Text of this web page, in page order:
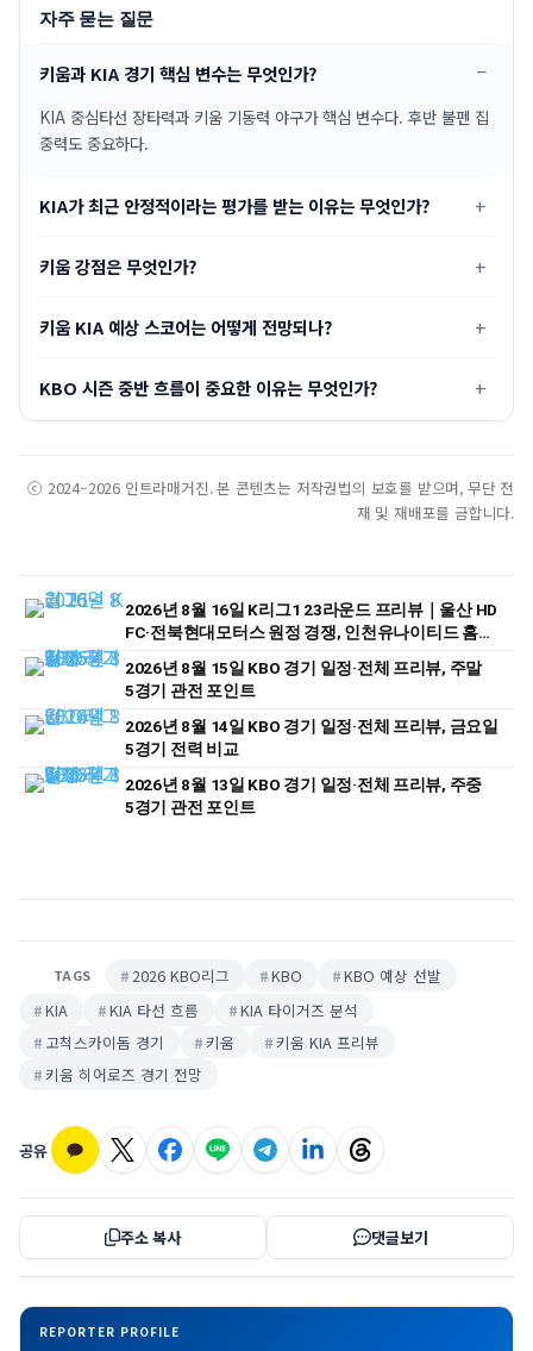
자주 묻는 질문
키움과 KIA 경기 핵심 변수는 무엇인가?
KIA 중심타선 장타력과 키움 기동력 야구가 핵심 변수다. 후반 불펜 집
중력도 중요하다.
KIA가 최근 안정적이라는 평가를 받는 이유는 무엇인가?
키움 강점은 무엇인가?
키움 KIA 예상 스코어는 어떻게 전망되나?
KBO 시즌 중반 흐름이 중요한 이유는 무엇인가?
ⓒ 2024–2026 인트라매거진. 본 콘텐츠는 저작권법의 보호를 받으며, 무단 전
재 및 재배포를 금합니다.
2026년 8월 16일 K리그1 23라운드 프리뷰｜울산 HD
FC·전북현대모터스 원정 경쟁, 인천유나이티드 홈
2026년 8월 15일 KBO 경기 일정·전체 프리뷰, 주말
5경기 관전 포인트
2026년 8월 14일 KBO 경기 일정·전체 프리뷰, 금요일
5경기 전력 비교
2026년 8월 13일 KBO 경기 일정·전체 프리뷰, 주중
5경기 관전 포인트
TAGS 2026 KBO리그 KBO
KBO 예상 선발
KIA
KIA 타선 흐름
KIA 타이거즈 분석
고척스카이돔 경기
키움
키움 KIA 프리뷰
키움 히어로즈 경기 전망
공유
주소 복사 댓글보기
REPORTER PROFILE